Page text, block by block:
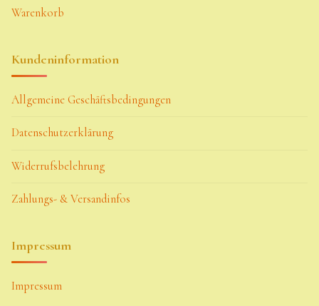
Warenkorb
Kundeninformation
Allgemeine Geschäftsbedingungen
Datenschutzerklärung
Widerrufsbelehrung
Zahlungs- & Versandinfos
Impressum
Impressum